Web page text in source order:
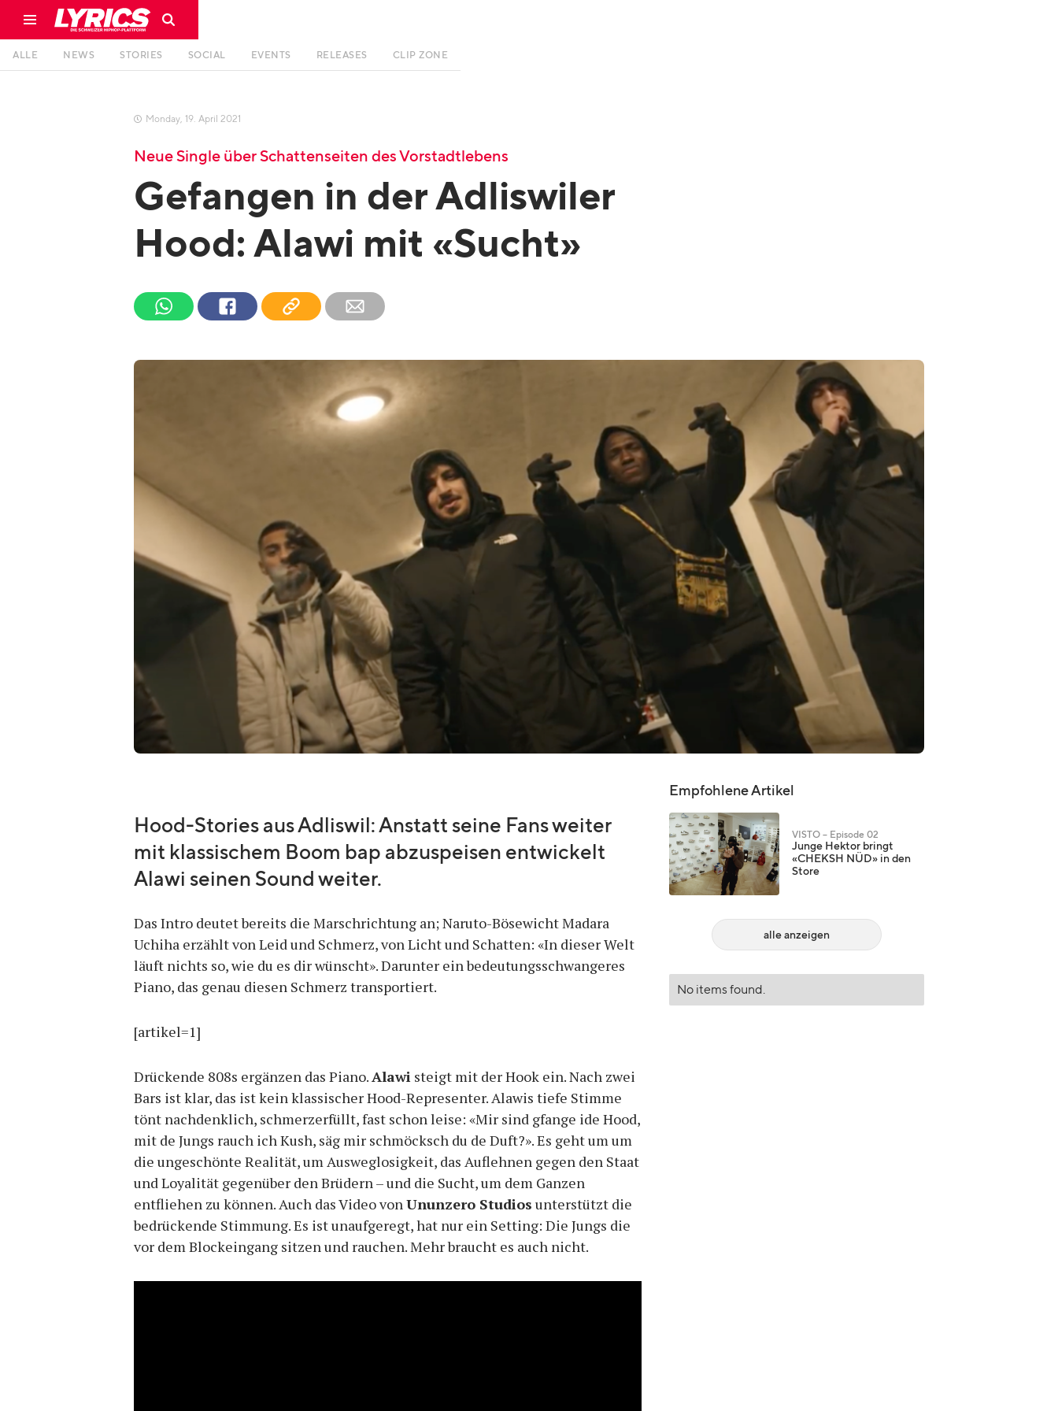
ALLE NEWS STORIES SOCIAL EVENTS RELEASES CLIP ZONE
 Monday, 19. April 2021
Neue Single über Schattenseiten des Vorstadtlebens
Gefangen in der Adliswiler
Hood: Alawi mit «Sucht»
Hood-Stories aus Adliswil: Anstatt seine Fans weiter
mit klassischem Boom bap abzuspeisen entwickelt
Alawi seinen Sound weiter.
Das Intro deutet bereits die Marschrichtung an; Naruto-Bösewicht Madara
Uchiha erzählt von Leid und Schmerz, von Licht und Schatten: «In dieser Welt
läuft nichts so, wie du es dir wünscht». Darunter ein bedeutungsschwangeres
Piano, das genau diesen Schmerz transportiert.
[artikel=1]
Drückende 808s ergänzen das Piano.Alawi steigt mit der Hook ein. Nach zwei
Bars ist klar, das ist kein klassischer Hood-Representer. Alawis tiefe Stimme
tönt nachdenklich, schmerzerfüllt, fast schon leise: «Mir sind gfange ide Hood,
mit de Jungs rauch ich Kush, säg mir schmöcksch du de Duft?». Es geht um um
die ungeschönte Realität, um Ausweglosigkeit, das Auflehnen gegen den Staat
und Loyalität gegenüber den Brüdern – und die Sucht, um dem Ganzen
entfliehen zu können. Auch das Video vonUnunzero Studios unterstützt die
bedrückende Stimmung. Es ist unaufgeregt, hat nur ein Setting: Die Jungs die
vor dem Blockeingang sitzen und rauchen. Mehr braucht es auch nicht.
Empfohlene Artikel
VISTO – Episode 02
Junge Hektor bringt
«CHEKSH NÜD» in den
Store
alle anzeigen
No items found.